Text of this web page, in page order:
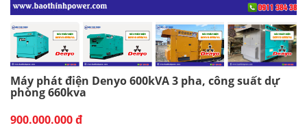
Máy phát điện Denyo 600kVA 3 pha, công suất dự
phòng 660kva
900.000.000 đ